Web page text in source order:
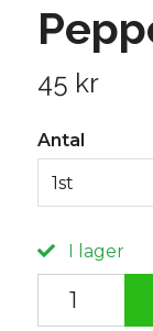
45 kr
Antal
1st
I lager